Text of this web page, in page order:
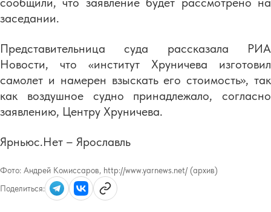
заседании.
Представительница суда рассказала РИА
Новости, что «институт Хруничева изготовил
самолет и намерен взыскать его стоимость», так
как воздушное судно принадлежало, согласно
заявлению, Центру Хруничева.
Ярньюс.Нет – Ярославль
Фото: Андрей Комиссаров, http://www.yarnews.net/ (архив)
Поделиться: